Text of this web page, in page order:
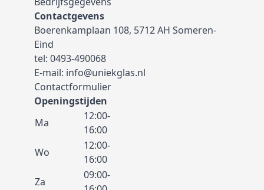
Contactgevens
Boerenkamplaan 108, 5712 AH Someren-
Eind
tel: 0493-490068
E-mail: info@uniekglas.nl
Contactformulier
Openingstijden
Ma
12:00-
16:00
Wo
12:00-
16:00
Za
09:00-